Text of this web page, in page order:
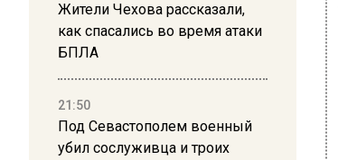
Жители Чехова рассказали,
как спасались во время атаки
БПЛА
21:50
Под Севастополем военный
убил сослуживца и троих